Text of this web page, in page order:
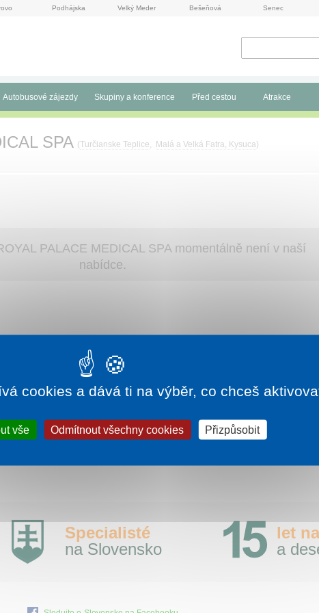
Podhájska Velký Meder Bešeňová Senec
Autobusové zájezdy Skupiny a konference Před cestou Atrakce
SPA (Turčianske Teplice, Malá a Velká Fatra, Kysuca)
PALACE MEDICAL SPA momentálně není v naší
nabídce.
Všechny hotely v Malé a Velké Fatre, Kysuce
Specialisté
na Slovensko
let
a
cookies a dává ti na výběr, co chceš
vše Odmítnout všechny cookies Přizpůsobit